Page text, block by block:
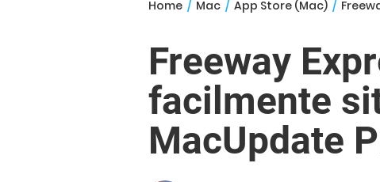
Home / Mac / App Store (Mac) /
Freeway
facilmente
MacUpdate